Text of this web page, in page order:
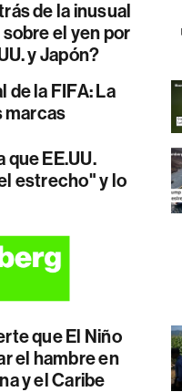
de la inusual
el yen por
y Japón?
de la FIFA: La
marcas
EE.UU.
estrecho" y lo
que El Niño
el hambre en
y el Caribe